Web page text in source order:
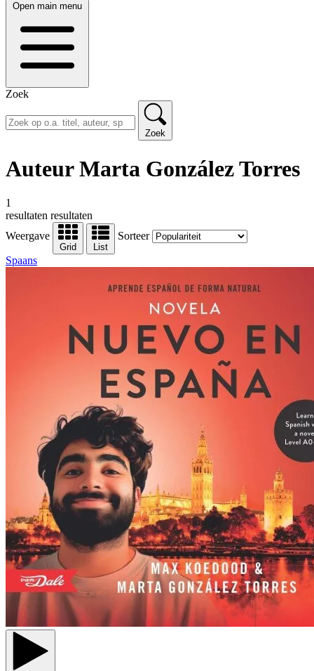
Open main menu
Zoek
Zoek
Auteur Marta González Torres
1
resultaten resultaten
Weergave
Grid List
Sorteer
Spaans